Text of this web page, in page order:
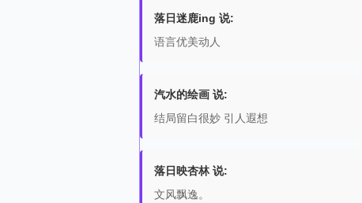
落日迷鹿ing 说:
语言优美动人
汽水的绘画 说:
结局留白很妙 引人遐想
落日映杏林 说:
文风飘逸。